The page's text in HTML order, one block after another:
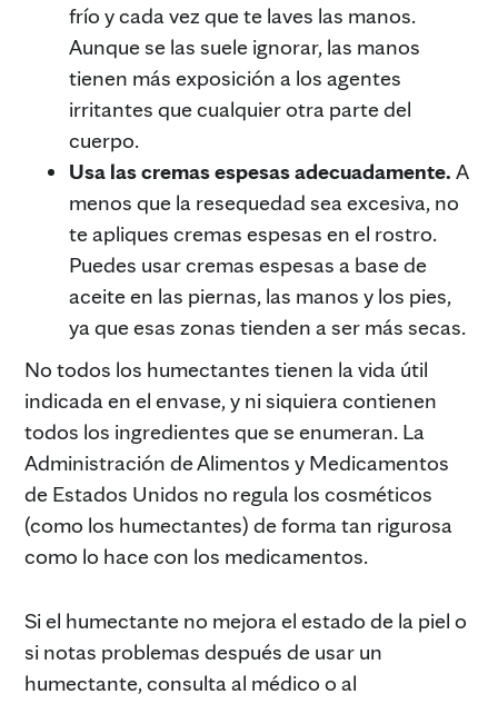
frío y cada vez que te laves las manos.
Aunque se las suele ignorar, las manos
tienen más exposición a los agentes
irritantes que cualquier otra parte del
cuerpo.
Usa las cremas espesas adecuadamente. A
menos que la resequedad sea excesiva, no
te apliques cremas espesas en el rostro.
Puedes usar cremas espesas a base de
aceite en las piernas, las manos y los pies,
ya que esas zonas tienden a ser más secas.
No todos los humectantes tienen la vida útil
indicada en el envase, y ni siquiera contienen
todos los ingredientes que se enumeran. La
Administración de Alimentos y Medicamentos
de Estados Unidos no regula los cosméticos
(como los humectantes) de forma tan rigurosa
como lo hace con los medicamentos.
Si el humectante no mejora el estado de la piel o
si notas problemas después de usar un
humectante, consulta al médico o al